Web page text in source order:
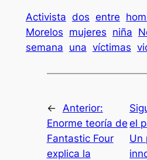
Activista dos entre
Morelos mujeres niña
semana una víctimas
←
Anterior:
Enorme teoría de
Fantastic Four
explica la
el
Un